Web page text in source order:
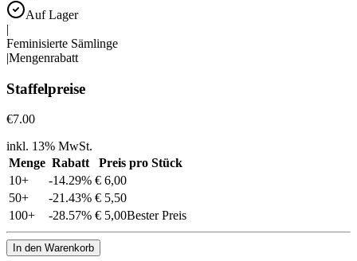
Auf Lager
|
Feminisierte Sämlinge
|Mengenrabatt
Staffelpreise
€7.00
inkl. 13% MwSt.
Menge Rabatt
Preis pro Stück
10+ -14.29% € 6,00
50+ -21.43% € 5,50
100+ -28.57% € 5,00Bester Preis
In den Warenkorb